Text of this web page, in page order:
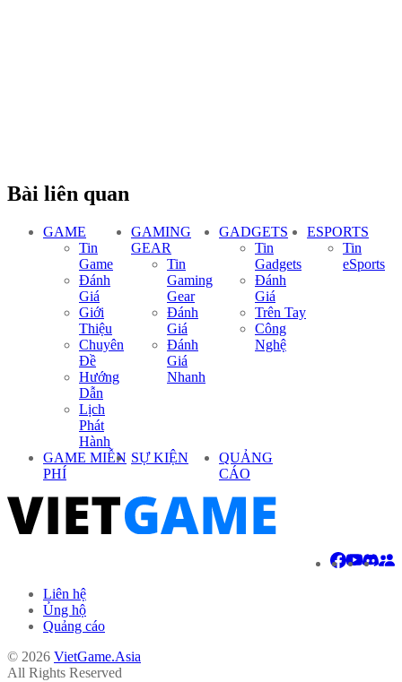
Bài liên quan
GAME
Tin
Game
Đánh
Giá
Giới
Thiệu
Chuyên
Đề
Hướng
Dẫn
Lịch
Phát
Hành
GAMING
GEAR
Tin
Gaming
Gear
Đánh
Giá
Đánh
Giá
Nhanh
GADGETS
Tin
Gadgets
Đánh
Giá
Trên Tay
Công
Nghệ
ESPORTS
Tin
eSports
GAME MIỄN
PHÍ
SỰ KIỆN
QUẢNG
CÁO
Liên hệ
Ủng hộ
Quảng cáo
© 2026 VietGame.Asia
All Rights Reserved